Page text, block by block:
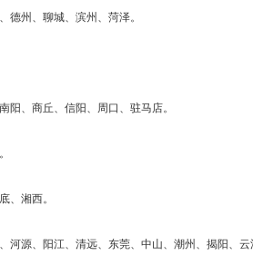
德州、聊城、滨州、菏泽。
、商丘、信阳、周口、驻马店。
、湘西。
河源、阳江、清远、东莞、中山、潮州、揭阳、云